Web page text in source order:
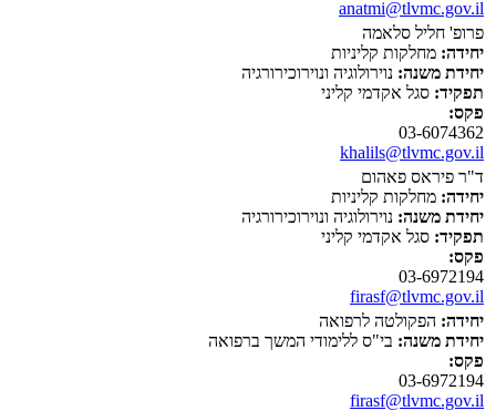
anatmi@tlvmc.gov.il
פרופ' חליל סלאמה
יחידה: מחלקות קליניות
יחידת משנה: נוירולוגיה ונוירוכירורגיה
תפקיד: סגל אקדמי קליני
פקס:
03-6074362
khalils@tlvmc.gov.il
ד"ר פיראס פאהום
יחידה: מחלקות קליניות
יחידת משנה: נוירולוגיה ונוירוכירורגיה
תפקיד: סגל אקדמי קליני
פקס:
03-6972194
firasf@tlvmc.gov.il
יחידה: הפקולטה לרפואה
יחידת משנה: בי"ס ללימודי המשך ברפואה
פקס:
03-6972194
firasf@tlvmc.gov.il